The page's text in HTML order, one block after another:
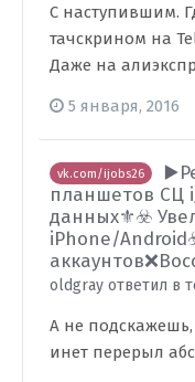
С наступившим.
тачскрином на
Даже на
5 января, 2016
vk.com/ijobs26
планшетов СЦ
данных⚜️☣️
iPhone/
oldgray ответил в
А не подскажешь,
инет перерыл